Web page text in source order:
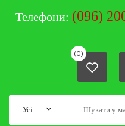
Телефони: (096)
(0)
Усі